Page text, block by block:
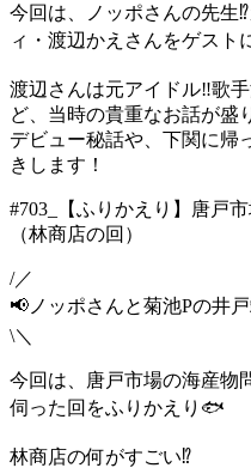
今回は、ノッポさんの先生
ィ・渡辺かえさんをゲスト
渡辺さんは元アイドル‼歌
ど、当時の貴重なお話が盛
デビュー秘話や、下関に帰
きします！
#703_【ふりかえり】唐戸
（林商店の回）
/／
📢ノッポさんと菊池Pの井
\＼
今回は、唐戸市場の海産物
伺った回をふりかえり🐟
林商店の何がすごい⁉